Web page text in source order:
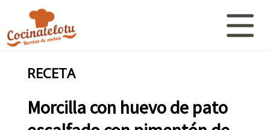
RECETA
Morcilla con huevo de pato